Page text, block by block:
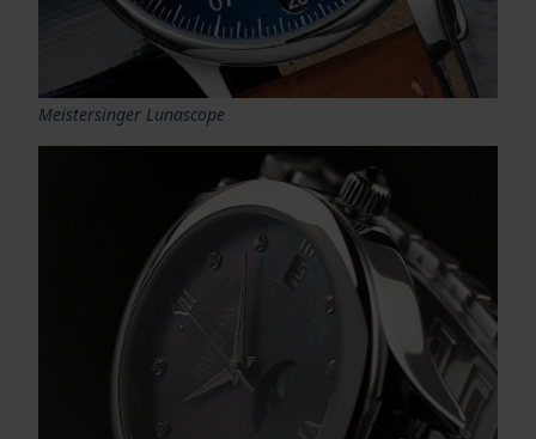
Meistersinger Lunascope